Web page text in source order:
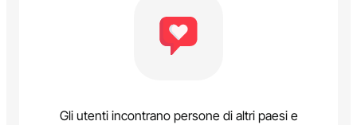
Gli utenti incontrano persone di altri paesi e